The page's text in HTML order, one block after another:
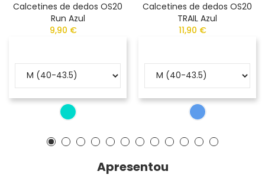
Calcetines de dedos OS20
Run Azul
9,90 €
Calcetines de dedos OS20
TRAIL Azul
11,90 €
Apresentou